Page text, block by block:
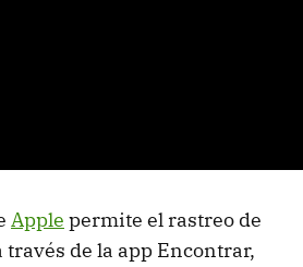
Apple permite el rastreo de
de la app Encontrar,